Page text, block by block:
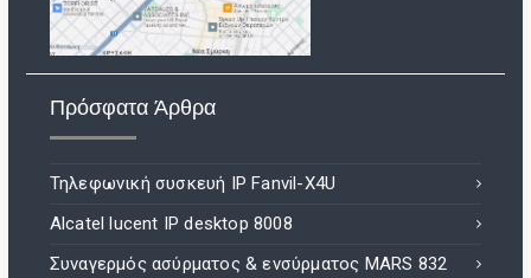
Πρόσφατα Άρθρα
Τηλεφωνική συσκευή IP Fanvil-X4U
Alcatel lucent IP desktop 8008
Συναγερμός ασύρματος & ενσύρματος MARS 832